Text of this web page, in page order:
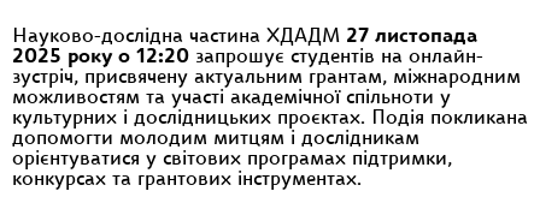
Науково-дослідна частина ХДАДМ 27 листопада
2025 року о 12:20 запрошує студентів на онлайн-
зустріч, присвячену актуальним грантам, міжнародним
можливостям та участі академічної спільноти у
культурних і дослідницьких проєктах. Подія покликана
допомогти молодим митцям і дослідникам
орієнтуватися у світових програмах підтримки,
конкурсах та грантових інструментах.